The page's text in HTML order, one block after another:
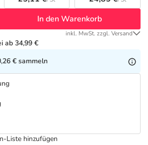
In den Warenkorb
inkl. MwSt. zzgl. Versand
ab 34,99 €
€ sammeln
Liste hinzufügen